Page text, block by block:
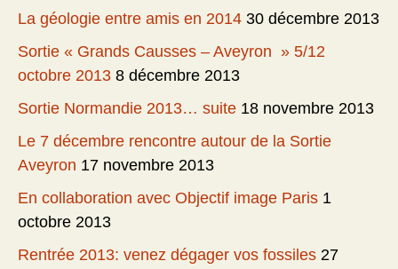
La géologie entre amis en 2014 30 décembre 2013
Sortie « Grands Causses – Aveyron » 5/12
octobre 2013 8 décembre 2013
Sortie Normandie 2013… suite 18 novembre 2013
Le 7 décembre rencontre autour de la Sortie
Aveyron 17 novembre 2013
En collaboration avec Objectif image Paris 1
octobre 2013
Rentrée 2013: venez dégager vos fossiles 27